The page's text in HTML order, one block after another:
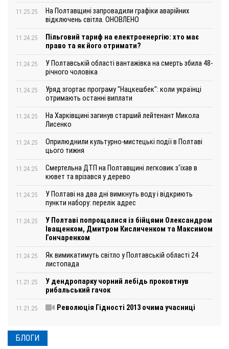
11.25.25
На Полтавщині запровадили графіки аварійних
відключень світла. ОНОВЛЕНО
11.24.25
Пільговий тариф на електроенергію: хто має
право та як його отримати?
11.24.25
У Полтавській області вантажівка на смерть збила 48-
річного чоловіка
11.24.25
Уряд згортає програму "Нацкешбек": коли українці
отримають останні виплати
11.24.25
На Харківщині загинув старший лейтенант Микола
Лисенко
11.24.25
Оприлюднили культурно-мистецькі події в Полтаві
цього тижня
11.24.25
Смертельна ДТП на Полтавщині легковик з‘їхав в
кювет та врізався у дерево
11.24.25
У Полтаві на два дні вимкнуть воду і відкриють
пункти набору: перелік адрес
11.24.25
У Полтаві попрощалися із бійцями Олександром
Іващенком, Дмитром Кисличенком та Максимом
Гончаренком
11.24.25
Як вимикатимуть світло у Полтавській області 24
листопада
11.21.25
У дендропарку чорний лебідь проковтнув
рибальський гачок
11.21.25 Революція Гідності 2013 очима учасниці
БЛОГИ